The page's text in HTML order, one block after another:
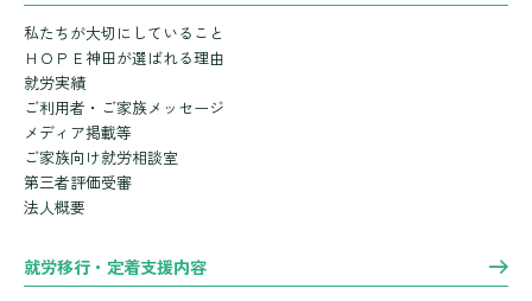
私たちが大切にしていること
ＨＯＰＥ神田が選ばれる理由
就労実績
ご利用者・ご家族メッセージ
メディア掲載等
ご家族向け就労相談室
第三者評価受審
法人概要
就労移行・定着支援内容